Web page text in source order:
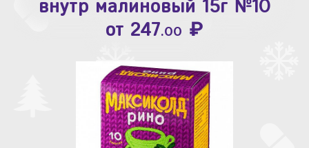
Список аптек
внутр малиновый 15г №10
от 247.00 ₽
от109.80 ₽